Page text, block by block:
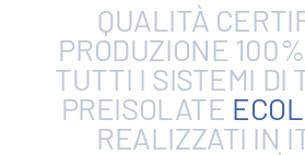
QUALITÀ
PRODUZIONE 100%
TUTTI I SISTEMI DI
PREISOLATE
REALIZZATI IN